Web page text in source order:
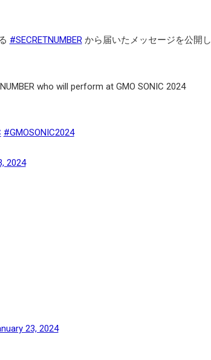
#SECRETNUMBERから届いたメッセージを公開し
who will perform at GMO SONIC 2024
#GMOSONIC2024
2024
23, 2024